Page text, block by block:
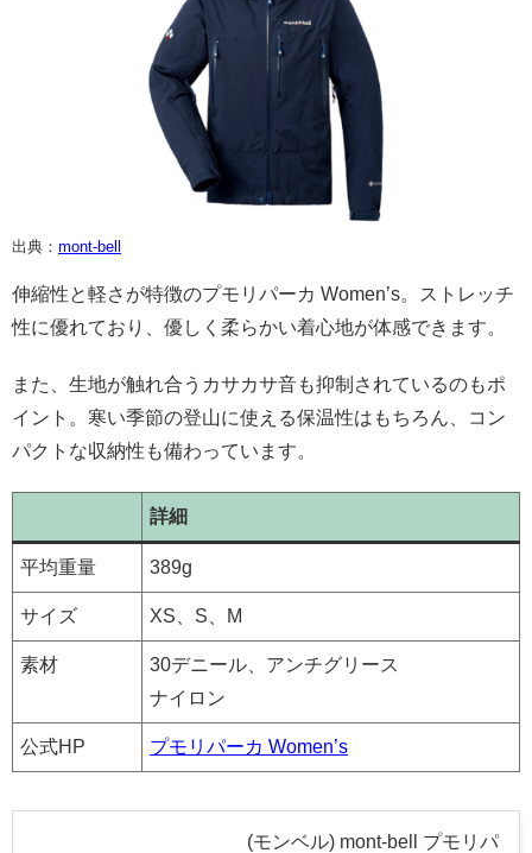
出典： mont-bell
伸縮性と軽さが特徴のプモリパーカ Women’s。ストレッチ
性に優れており、優しく柔らかい着心地が体感できます。
また、生地が触れ合うカサカサ音も抑制されているのもポ
イント。寒い季節の登山に使える保温性はもちろん、コン
パクトな収納性も備わっています。
詳細
平均重量 389g
サイズ XS、S、M
素材
30デニール、アンチグリース
ナイロン
公式HP プモリパーカ Women’s
(モンベル) mont-bell プモリパ